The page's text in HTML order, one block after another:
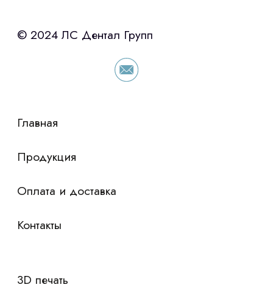
«Уралпромлизинг» подберем выгодные
условия по лизингу оборудования,
просто оставьте контакты чтобы мы
сориентировали по условиям